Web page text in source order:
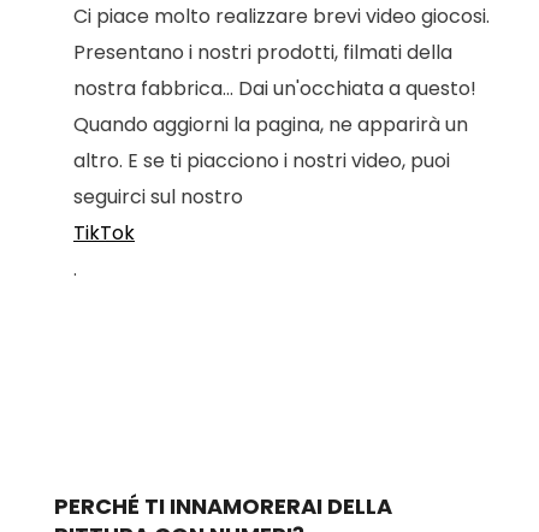
Ci piace molto realizzare brevi video giocosi.
Presentano i nostri prodotti, filmati della
nostra fabbrica... Dai un'occhiata a questo!
Quando aggiorni la pagina, ne apparirà un
altro. E se ti piacciono i nostri video, puoi
seguirci sul nostro
TikTok
.
PERCHÉ TI INNAMORERAI DELLA